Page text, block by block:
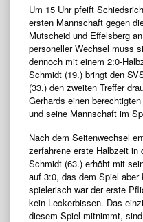
Um 15 Uhr pfeift
ersten Mannschaft gegen
Mutscheid und Effelsberg
personeller Wechsel muss
dennoch mit einem 2:0-
Schmidt (19.) bringt den
(33.) den zweiten Treffer
Gerhards einen
und seine Mannschaft im
Nach dem Seitenwechsel
zerfahrene erste Halbzeit in
Schmidt (63.) erhöht mit
auf 3:0, das dem Spiel
spielerisch war der erste
kein Leckerbissen. Das
diesem Spiel mitnimmt,